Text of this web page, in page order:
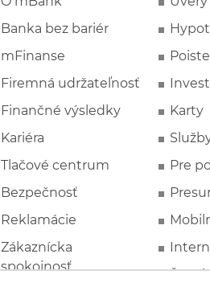
Banka bez bariér
mFinanse
Firemná udržateľnosť
Finančné výsledky
Kariéra
Tlačové centrum
Bezpečnosť
Reklamácie
Zákaznícka
spokojnosť
Karty
Pre